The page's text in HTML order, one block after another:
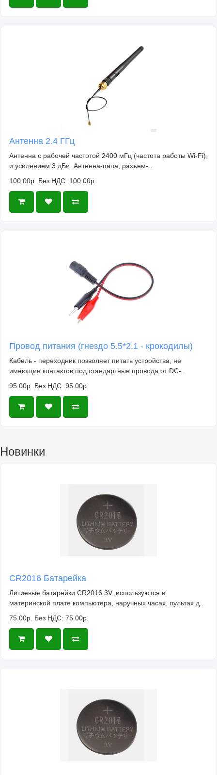
Антенна 2.4 ГГц
Антенна с рабочей частотой 2400 мГц (частота работы Wi-Fi),
и усилением 3 дБи. Антенна-папа, разъем-..
100.00р. Без НДС: 100.00р.
Провод питания (гнездо 5.5*2.1 - крокодилы)
Кабель - переходник позволяет питать устройства, не
имеющие контактов под стандартные провода от DC-..
95.00р. Без НДС: 95.00р.
Новинки
CR2016 Батарейка
Литиевые батарейки CR2016 3V, используются в
материнской плате компьютера, наручных часах, пультах д..
75.00р. Без НДС: 75.00р.